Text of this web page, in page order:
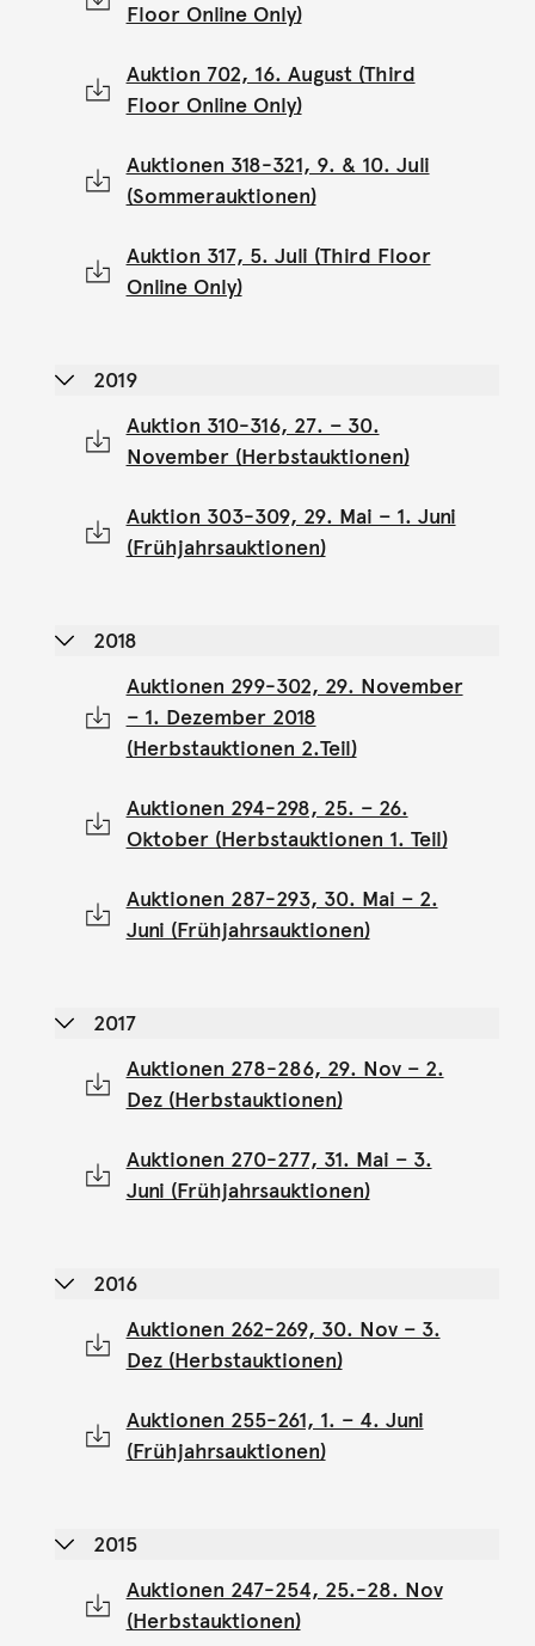
Floor Online Only)
Auktion 702, 16. August (Third
Floor Online Only)
Auktionen 318-321, 9. & 10. Juli
(Sommerauktionen)
Auktion 317, 5. Juli (Third Floor
Online Only)
2019
Auktion 310-316, 27. – 30.
November (Herbstauktionen)
Auktion 303-309, 29. Mai – 1. Juni
(Frühjahrsauktionen)
2018
Auktionen 299-302, 29. November
– 1. Dezember 2018
(Herbstauktionen 2.Teil)
Auktionen 294-298, 25. – 26.
Oktober (Herbstauktionen 1. Teil)
Auktionen 287-293, 30. Mai – 2.
Juni (Frühjahrsauktionen)
2017
Auktionen 278-286, 29. Nov – 2.
Dez (Herbstauktionen)
Auktionen 270-277, 31. Mai – 3.
Juni (Frühjahrsauktionen)
2016
Auktionen 262-269, 30. Nov – 3.
Dez (Herbstauktionen)
Auktionen 255-261, 1. – 4. Juni
(Frühjahrsauktionen)
2015
Auktionen 247-254, 25.-28. Nov
(Herbstauktionen)